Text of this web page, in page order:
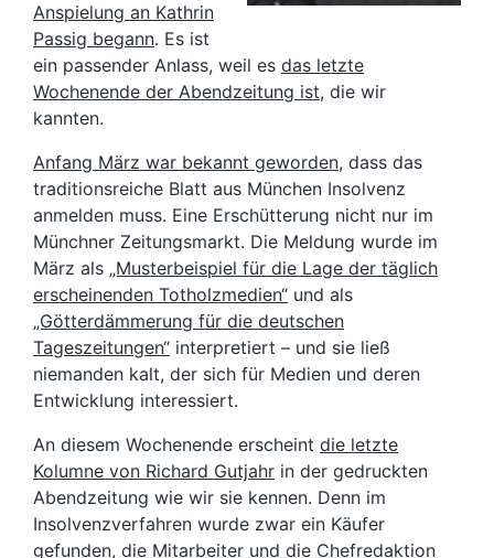
Anspielung an Kathrin
Passig begann. Es ist
ein passender Anlass, weil es das letzte
Wochenende der Abendzeitung ist, die wir
kannten.
Anfang März war bekannt geworden, dass das
traditionsreiche Blatt aus München Insolvenz
anmelden muss. Eine Erschütterung nicht nur im
Münchner Zeitungsmarkt. Die Meldung wurde im
März als „Musterbeispiel für die Lage der täglich
erscheinenden Totholzmedien“ und als
„Götterdämmerung für die deutschen
Tageszeitungen“ interpretiert – und sie ließ
niemanden kalt, der sich für Medien und deren
Entwicklung interessiert.
An diesem Wochenende erscheint die letzte
Kolumne von Richard Gutjahr in der gedruckten
Abendzeitung wie wir sie kennen. Denn im
Insolvenzverfahren wurde zwar ein Käufer
gefunden, die Mitarbeiter und die Chefredaktion